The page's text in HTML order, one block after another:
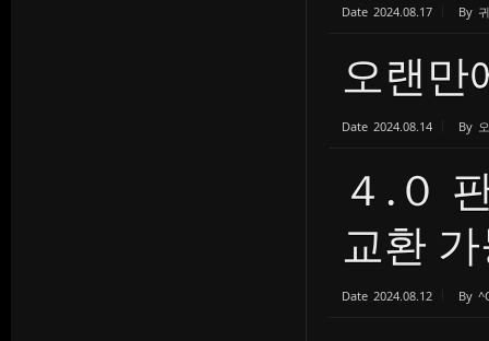
Date 2024.08.17 By
오랜만
Date 2024.08.14 By
４.０
교환
Date 2024.08.12 By